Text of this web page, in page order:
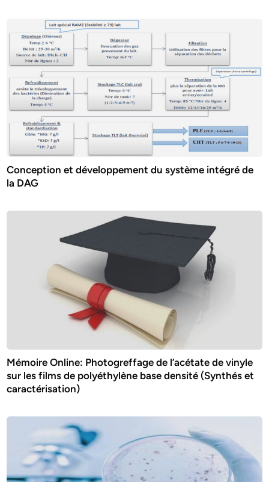
Conception et développement du système intégré de
la DAG
Mémoire Online: Photogreffage de l’acétate de vinyle
sur les films de polyéthylène base densité (Synthés et
caractérisation)